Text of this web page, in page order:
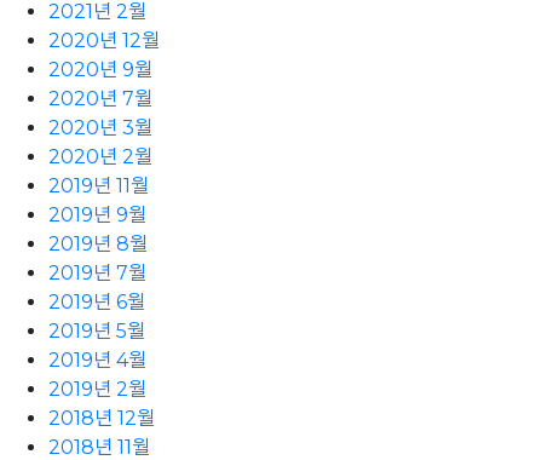
2021년 2월
2020년 12월
2020년 9월
2020년 7월
2020년 3월
2020년 2월
2019년 11월
2019년 9월
2019년 8월
2019년 7월
2019년 6월
2019년 5월
2019년 4월
2019년 2월
2018년 12월
2018년 11월